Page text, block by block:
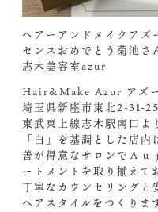
ヘアーアンドメイクアズ
センスおめでとう菊池さ
志木美容室azur
Hair&Make Azur アズ
埼玉県新座市東北2-31-
東武東上線志木駅南口よ
「白」を基調とした店
善が得意なサロンでＡｕ
ートメントを取り揃えて
丁寧なカウンセリングと
ヘアスタイルをつくりま